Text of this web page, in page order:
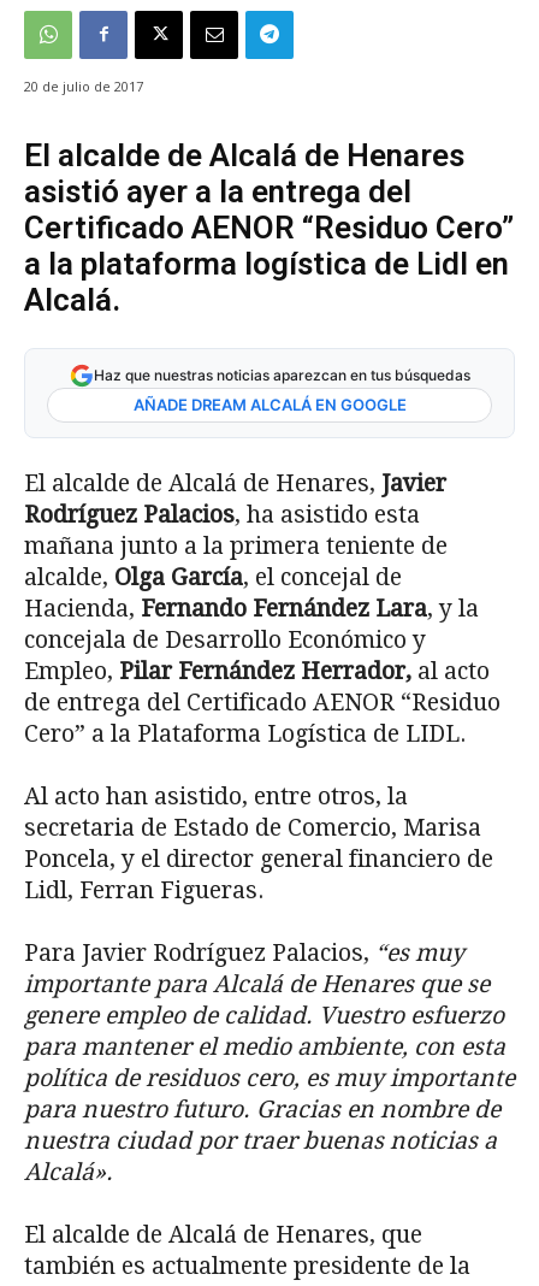
20 de julio de 2017
El alcalde de Alcalá de Henares
asistió ayer a la entrega del
Certificado AENOR “Residuo Cero”
a la plataforma logística de Lidl en
Alcalá.
Haz que nuestras noticias aparezcan en tus búsquedas
AÑADE DREAM ALCALÁ EN GOOGLE
El alcalde de Alcalá de Henares, Javier
Rodríguez Palacios, ha asistido esta
mañana junto a la primera teniente de
alcalde, Olga García, el concejal de
Hacienda, Fernando Fernández Lara, y la
concejala de Desarrollo Económico y
Empleo, Pilar Fernández Herrador, al acto
de entrega del Certificado AENOR “Residuo
Cero” a la Plataforma Logística de LIDL.
Al acto han asistido, entre otros, la
secretaria de Estado de Comercio, Marisa
Poncela, y el director general financiero de
Lidl, Ferran Figueras.
Para Javier Rodríguez Palacios, “es muy
importante para Alcalá de Henares que se
genere empleo de calidad. Vuestro esfuerzo
para mantener el medio ambiente, con esta
política de residuos cero, es muy importante
para nuestro futuro. Gracias en nombre de
nuestra ciudad por traer buenas noticias a
Alcalá».
El alcalde de Alcalá de Henares, que
también es actualmente presidente de la